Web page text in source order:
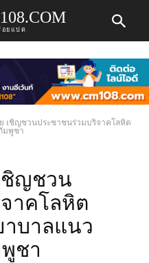
อยแปด
เชิญชวนประชาชนร่วมบริจาคโลหิต
มพูชา
ชิญชวน
าคโลหิต
าบาลแนว
ชา